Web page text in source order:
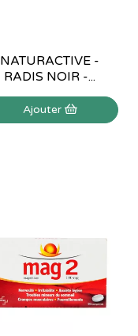
NATURACTIVE -
RADIS NOIR -...
Ajouter